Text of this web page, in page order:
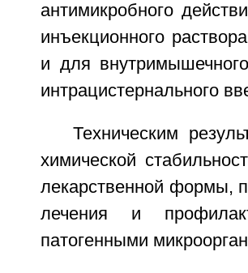
антимикробного
инъекционного
и для
интрацистернального
Техническим
химической
лекарственной формы,
лечения и
патогенными